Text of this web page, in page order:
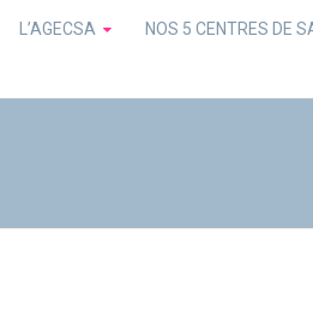
L’AGECSA NOS 5 CENTRES DE